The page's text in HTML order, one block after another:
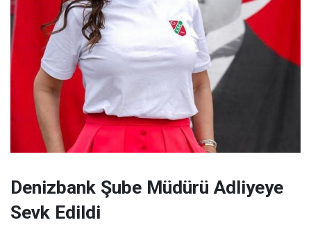
Denizbank Şube Müdürü Adliyeye
Sevk Edildi